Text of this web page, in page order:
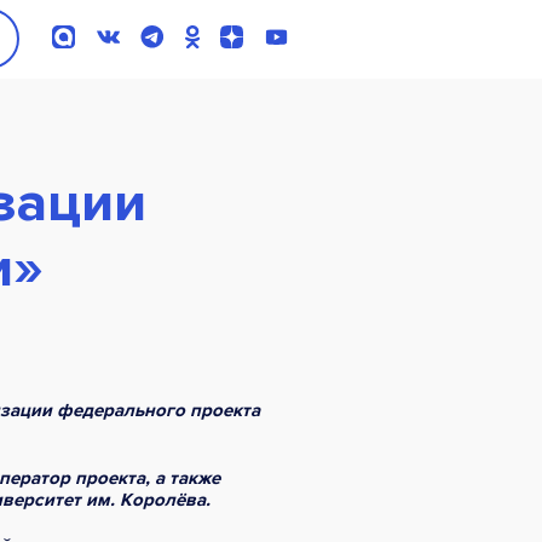
федерального проекта
проекта, а также
им. Королёва.